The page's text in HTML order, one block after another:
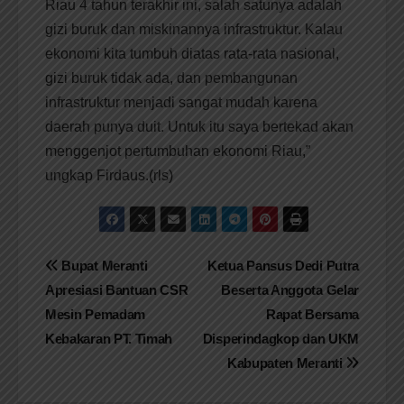
Riau 4 tahun terakhir ini, salah satunya adalah
gizi buruk dan miskinannya infrastruktur. Kalau
ekonomi kita tumbuh diatas rata-rata nasional,
gizi buruk tidak ada, dan pembangunan
infrastruktur menjadi sangat mudah karena
daerah punya duit. Untuk itu saya bertekad akan
menggenjot pertumbuhan ekonomi Riau,”
ungkap Firdaus.(rls)
Navigasi
pos
Ketua Pansus Dedi Putra
Beserta Anggota Gelar
Rapat Bersama
Disperindagkop dan UKM
Kabupaten Meranti
Bupat Meranti
Apresiasi Bantuan CSR
Mesin Pemadam
Kebakaran PT. Timah